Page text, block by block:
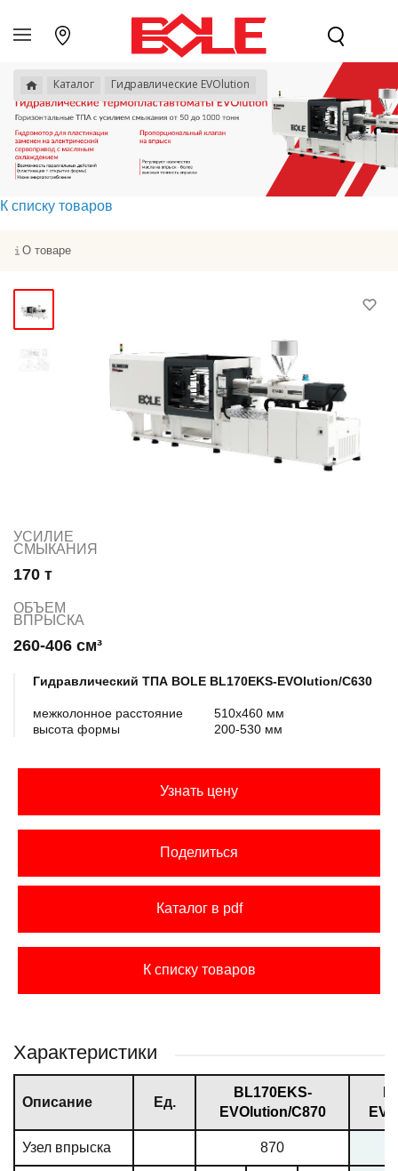
Каталог Гидравлические EVOlution
К списку товаров
О товаре
УСИЛИЕ
СМЫКАНИЯ
170 т
ОБЪЕМ
ВПРЫСКА
260-406 см³
Гидравлический ТПА BOLE BL170EKS-EVOlution/C630
межколонное расстояние
510х460 мм
высота формы
200-530 мм
Узнать цену
Поделиться
Каталог в pdf
К списку товаров
Характеристики
Описание Ед.
BL170EKS-
EVOlution/С870
Узел впрыска 870